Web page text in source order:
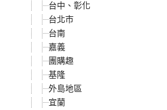
台中、彰化
台北市
台南
嘉義
團購趣
基隆
外島地區
宜蘭